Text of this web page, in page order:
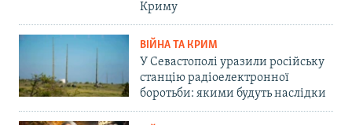
Криму
ВІЙНА ТА КРИМ
У Севастополі уразили російську
станцію радіоелектронної
боротьби: якими будуть наслідки